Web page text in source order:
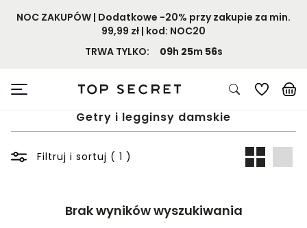
NOC ZAKUPÓW | Dodatkowe -20% przy zakupie za min.
99,99 zł | kod: NOC20
TRWA TYLKO:
09h 25m 56s
Getry i legginsy damskie
Filtruj i sortuj ( 1 )
Brak wyników wyszukiwania